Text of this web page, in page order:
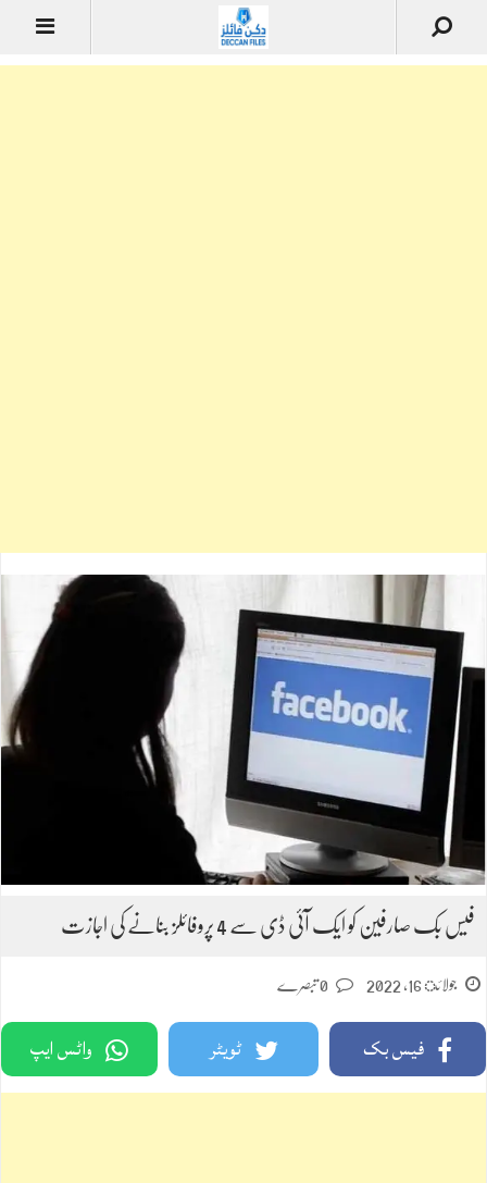
فیس بک صارفین کو ایک آئی ڈی سے 4 پروفائلز بنانے کی اجازت
جولائ 16, 2022
فیس بک ٹویٹر واٹس ایپ